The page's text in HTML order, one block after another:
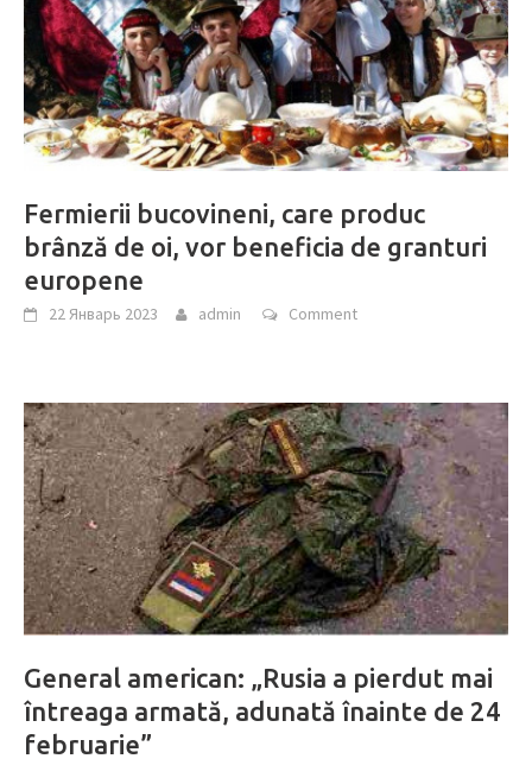
Fermierii bucovineni, care produc
brânză de oi, vor beneficia de granturi
europene
22 Январь 2023 admin Comment
General american: „Rusia a pierdut mai
întreaga armată, adunată înainte de 24
februarie”